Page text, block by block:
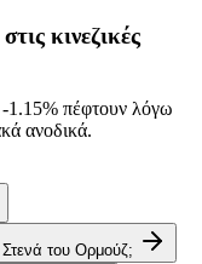
κινεζικές
-1.15% πέφτουν λόγω
ανοδικά.
του Ορμούζ;